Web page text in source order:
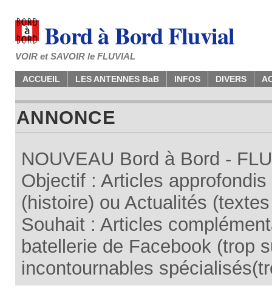
Bord à Bord Fluvial
VOIR et SAVOIR le FLUVIAL
ACCUEIL LES ANTENNES BaB INFOS DIVERS
ANNONCE
NOUVEAU Bord à Bord -
Objectif : Articles
(histoire) ou Actualités
Souhait : Articles
batellerie de Facebook (trop
incontournables